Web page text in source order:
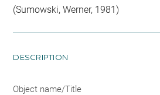
(Sumowski, Werner, 1981)
DESCRIPTION
Object name/Title